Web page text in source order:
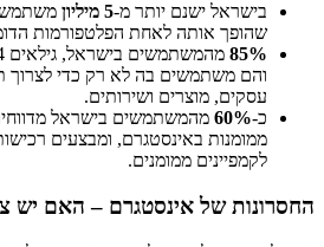
בישראל ישנם יותר מ-5 מיליון
שהופך אותה לאחת הפלטפורמות
85%
והם משתמשים בה לא רק כדי לצרוך
עסקים, מוצרים ושירותים.
כ-60% מהמשתמשים בישראל
ממומנות באינסטגרם, ומבצעים
לקמפיינים ממומנים.
החסרונות של אינסטגרם – האם יש